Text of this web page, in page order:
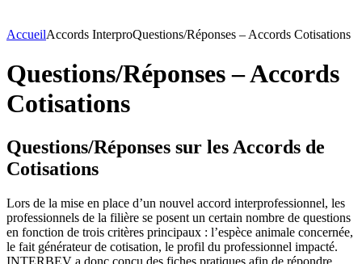
AccueilAccords InterproQuestions/Réponses – Accords Cotisations
Questions/Réponses – Accords
Cotisations
Questions/Réponses sur les Accords de
Cotisations
Lors de la mise en place d’un nouvel accord interprofessionnel, les
professionnels de la filière se posent un certain nombre de questions
en fonction de trois critères principaux : l’espèce animale concernée,
le fait générateur de cotisation, le profil du professionnel impacté.
INTERBEV a donc conçu des fiches pratiques afin de répondre